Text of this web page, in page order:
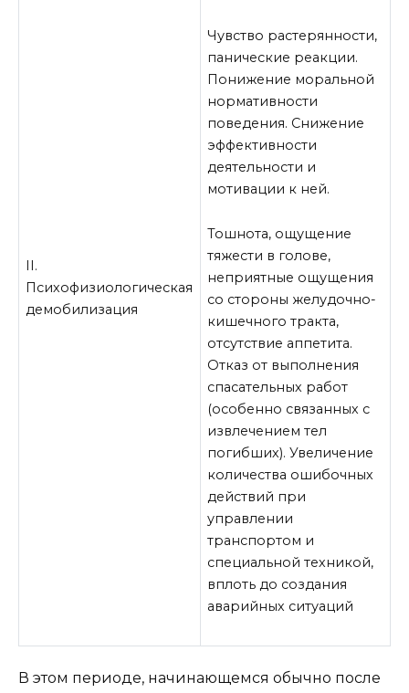
II.
Психофизиологическая
демобилизация
Чувство растерянности,
панические реакции.
Понижение моральной
нормативности
поведения. Снижение
эффективности
деятельности и
мотивации к ней.
Тошнота, ощущение
тяжести в голове,
неприятные ощущения
со стороны желудочно-
кишечного тракта,
отсутствие аппетита.
Отказ от выполнения
спасательных работ
(особенно связанных с
извлечением тел
погибших). Увеличение
количества ошибочных
действий при
управлении
транспортом и
специальной техникой,
вплоть до создания
аварийных ситуаций
В этом периоде, начинающемся обычно после